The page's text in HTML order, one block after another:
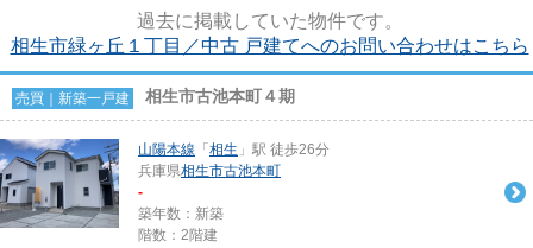
過去に掲載していた物件です。
相生市緑ヶ丘１丁目／中古 戸建てへのお問い合わせはこちら
売買｜新築一戸建 相生市古池本町４期
山陽本線 「 相生 」駅 徒歩26分
兵庫県相生市古池本町
-
築年数：新築
階数：2階建